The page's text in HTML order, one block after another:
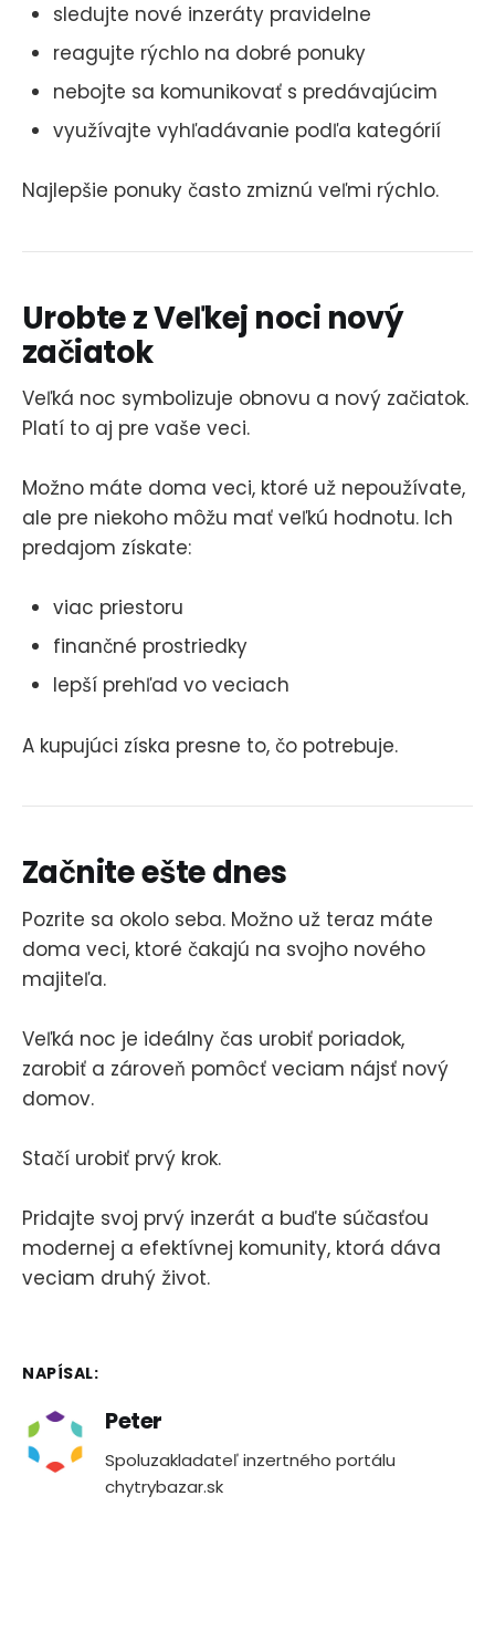
sledujte nové inzeráty pravidelne
reagujte rýchlo na dobré ponuky
nebojte sa komunikovať s predávajúcim
využívajte vyhľadávanie podľa kategórií
Najlepšie ponuky často zmiznú veľmi rýchlo.
Urobte z Veľkej noci nový
začiatok
Veľká noc symbolizuje obnovu a nový začiatok.
Platí to aj pre vaše veci.
Možno máte doma veci, ktoré už nepoužívate,
ale pre niekoho môžu mať veľkú hodnotu. Ich
predajom získate:
viac priestoru
finančné prostriedky
lepší prehľad vo veciach
A kupujúci získa presne to, čo potrebuje.
Začnite ešte dnes
Pozrite sa okolo seba. Možno už teraz máte
doma veci, ktoré čakajú na svojho nového
majiteľa.
Veľká noc je ideálny čas urobiť poriadok,
zarobiť a zároveň pomôcť veciam nájsť nový
domov.
Stačí urobiť prvý krok.
Pridajte svoj prvý inzerát a buďte súčasťou
modernej a efektívnej komunity, ktorá dáva
veciam druhý život.
NAPÍSAL:
Peter
Spoluzakladateľ inzertného portálu
chytrybazar.sk